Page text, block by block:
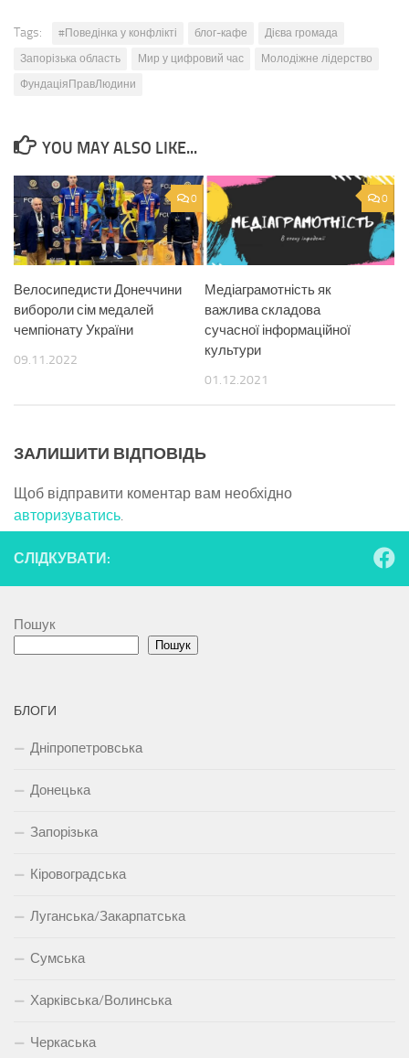
Tags: #Поведінка у конфлікті блог-кафе
Дієва громада
Запорізька область
Мир у цифровий час
Молодіжне лідерство
ФундаціяПравЛюдини
YOU MAY ALSO LIKE...
0
Велосипедисти Донеччини
вибороли сім медалей
чемпіонату України
09.11.2022
0
Медіаграмотність як
важлива складова
сучасної інформаційної
культури
01.12.2021
ЗАЛИШИТИ ВІДПОВІДЬ
Щоб відправити коментар вам необхідно
авторизуватись
СЛІДКУВАТИ:
Пошук
Пошук
БЛОГИ
Дніпропетровська
Донецька
Запорізька
Кіровоградська
Луганська/Закарпатська
Сумська
Харківська/Волинська
Черкаська